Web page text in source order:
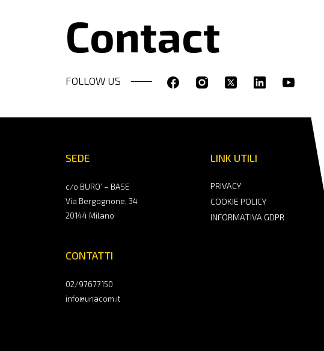
Contact
FOLLOW US
SEDE
c/o BURO’ – BASE
Via Bergognone, 34
20144 Milano
CONTATTI
02/97677150
info@unacom.it
LINK UTILI
PRIVACY
COOKIE POLICY
INFORMATIVA GDPR